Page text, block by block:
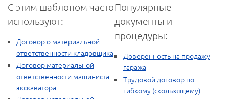
С этим шаблоном часто
используют:
Договор о материальной
ответственности кладовщика
Договор материальной
ответственности машиниста
экскаватора
Популярные
документы и
процедуры:
Доверенность на продажу
гаража
Трудовой договор по
гибкому (скользящему)